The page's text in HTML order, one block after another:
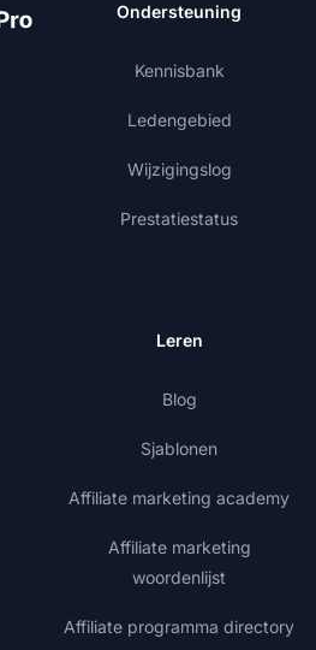
Ondersteuning
Kennisbank
Ledengebied
Wijzigingslog
Prestatiestatus
Leren
Blog
Sjablonen
Affiliate marketing academy
Affiliate marketing
woordenlijst
Affiliate programma directory